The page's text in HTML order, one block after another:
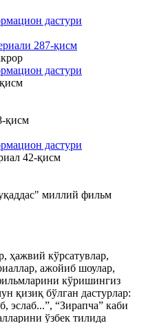
дастури
287-қисм
дастури
қисм
дастури
42-қисм
миллий фильм
ҳажвий кўрсатувлар,
ажойиб шоулар,
кўришингиз
қизиқ бўлган дастурлар:
эслаб...”, “Зирапча” каби
ўзбек тилида